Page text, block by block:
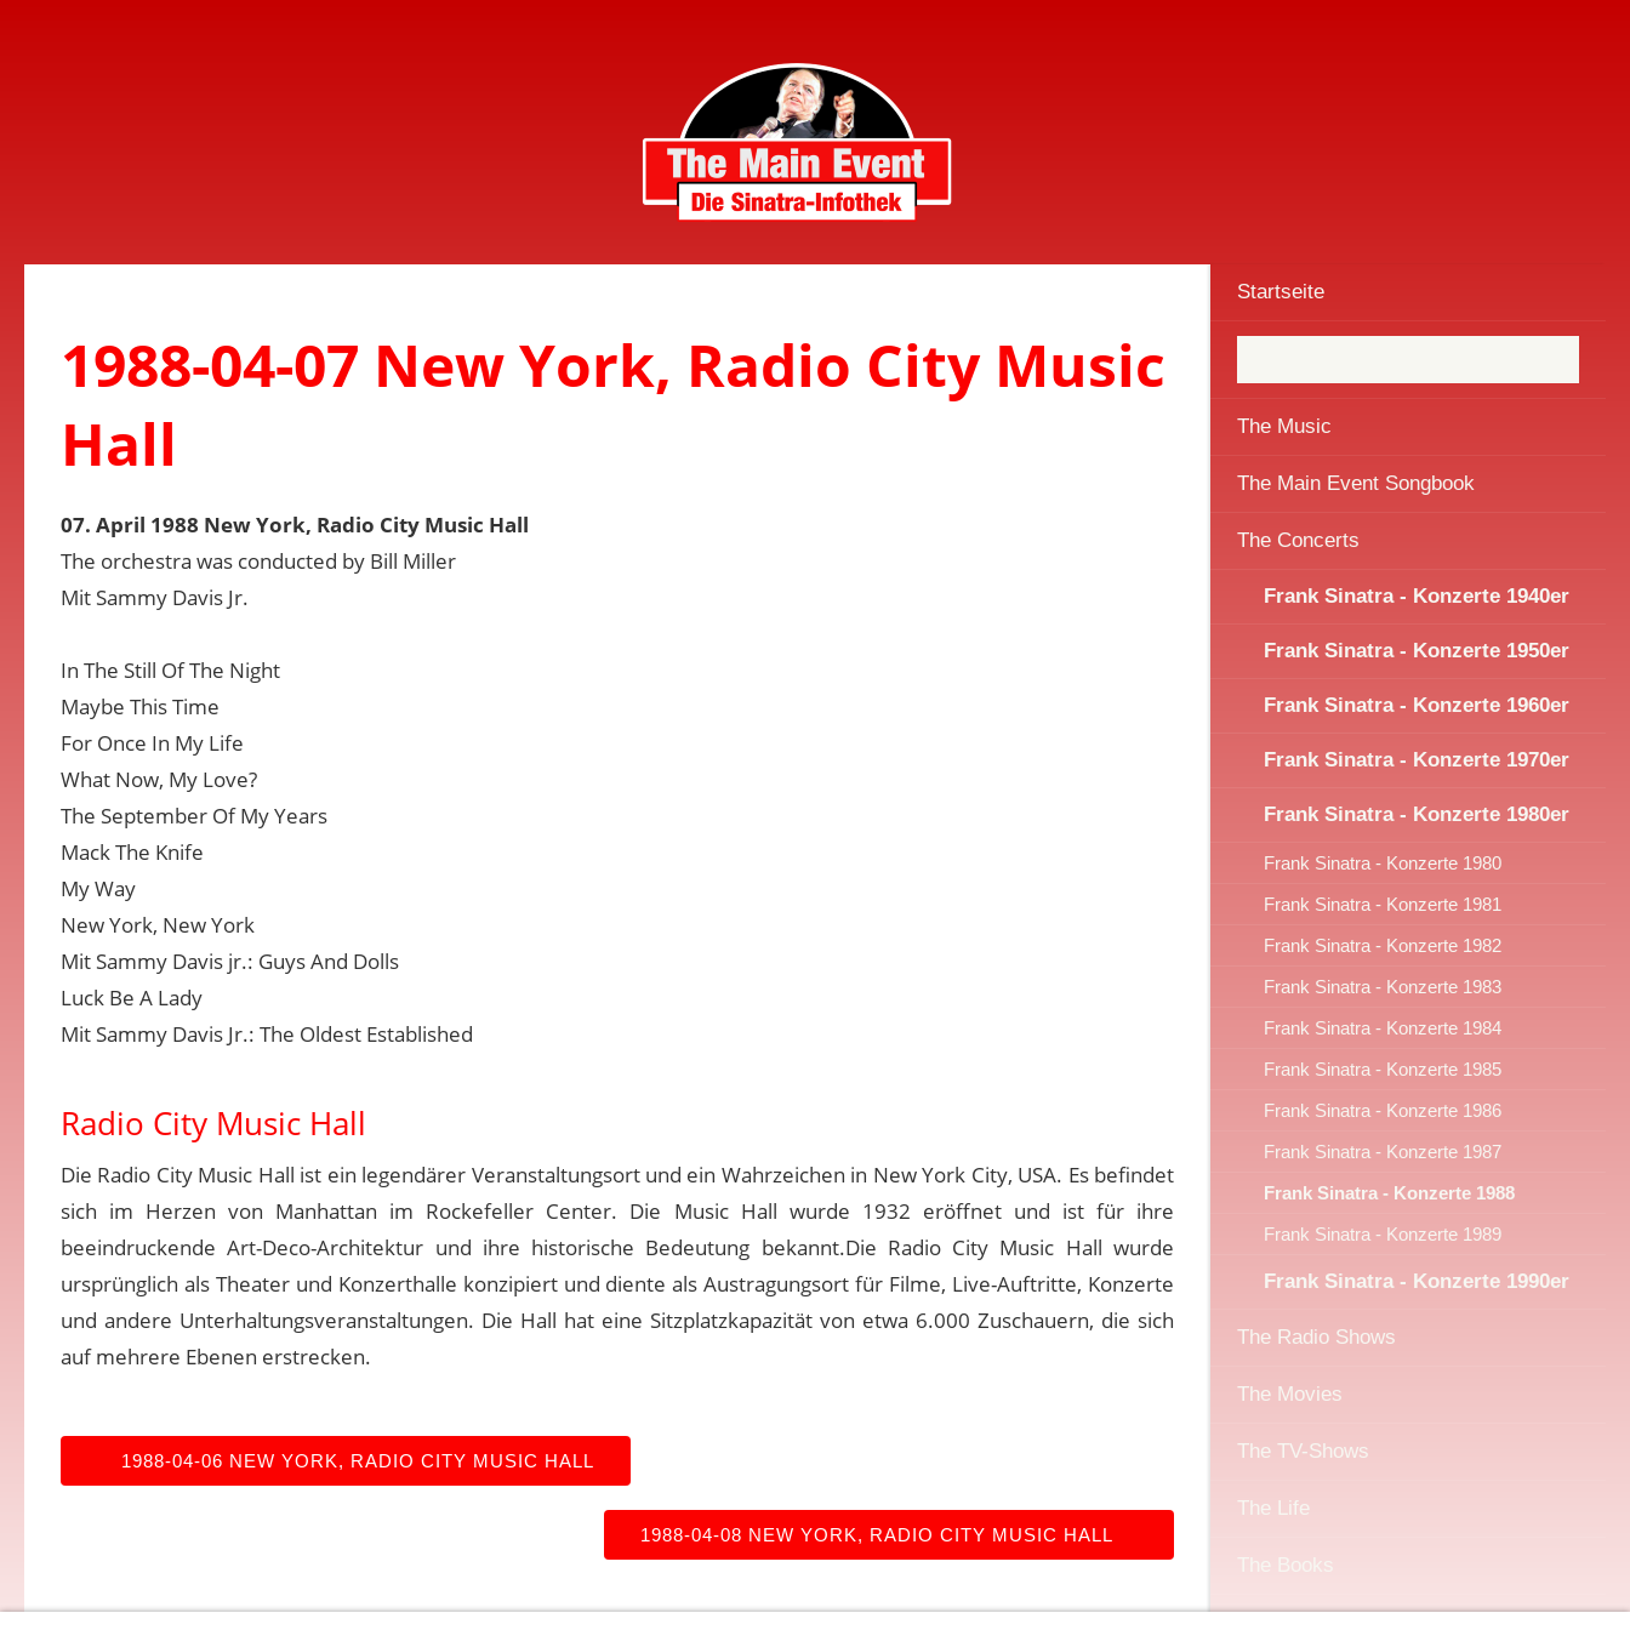
Startseite
The Music
The Main Event Songbook
The Concerts
Frank Sinatra - Konzerte 1940er
Frank Sinatra - Konzerte 1950er
Frank Sinatra - Konzerte 1960er
Frank Sinatra - Konzerte 1970er
Frank Sinatra - Konzerte 1980er
Frank Sinatra - Konzerte 1980
Frank Sinatra - Konzerte 1981
Frank Sinatra - Konzerte 1982
Frank Sinatra - Konzerte 1983
Frank Sinatra - Konzerte 1984
Frank Sinatra - Konzerte 1985
Frank Sinatra - Konzerte 1986
Frank Sinatra - Konzerte 1987
Frank Sinatra - Konzerte 1988
Frank Sinatra - Konzerte 1989
Frank Sinatra - Konzerte 1990er
The Radio Shows
The Movies
The TV-Shows
The Life
The Books
1988-04-07 New York, Radio City Music
Hall
07. April 1988 New York, Radio City Music Hall
The orchestra was conducted by Bill Miller
Mit Sammy Davis Jr.
In The Still Of The Night
Maybe This Time
For Once In My Life
What Now, My Love?
The September Of My Years
Mack The Knife
My Way
New York, New York
Mit Sammy Davis jr.: Guys And Dolls
Luck Be A Lady
Mit Sammy Davis Jr.: The Oldest Established
Radio City Music Hall
Die Radio City Music Hall ist ein legendärer Veranstaltungsort und ein Wahrzeichen in New York City, USA. Es befindet
sich im Herzen von Manhattan im Rockefeller Center. Die Music Hall wurde 1932 eröffnet und ist für ihre
beeindruckende Art-Deco-Architektur und ihre historische Bedeutung bekannt.Die Radio City Music Hall wurde
ursprünglich als Theater und Konzerthalle konzipiert und diente als Austragungsort für Filme, Live-Auftritte, Konzerte
und andere Unterhaltungsveranstaltungen. Die Hall hat eine Sitzplatzkapazität von etwa 6.000 Zuschauern, die sich
auf mehrere Ebenen erstrecken.
1988-04-06 NEW YORK, RADIO CITY MUSIC HALL
1988-04-08 NEW YORK, RADIO CITY MUSIC HALL